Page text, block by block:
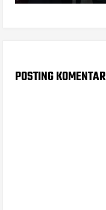
POSTING KOMENTAR